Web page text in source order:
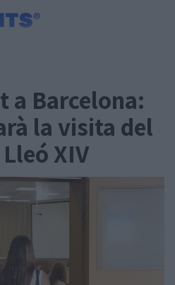
a Barcelona:
la visita del
XIV